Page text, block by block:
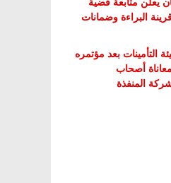
البراءة وضمانات
التأمينات بعد مؤتمره
أصحاب
المنفذة